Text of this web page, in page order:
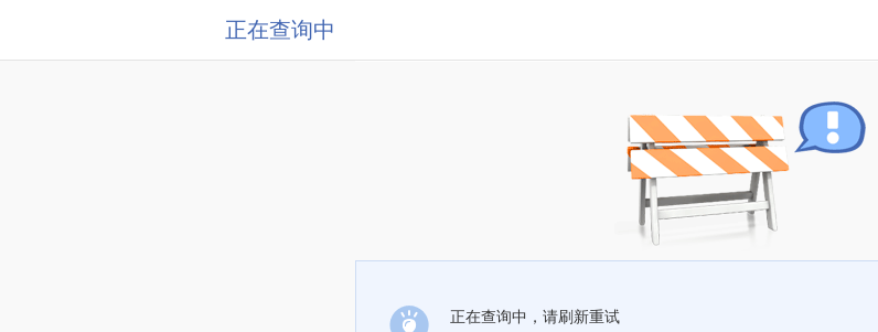
正在查询中
正在查询中，请刷新重试